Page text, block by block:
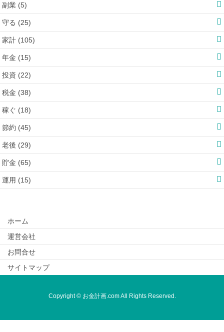
副業 (5)
守る (25)
家計 (105)
年金 (15)
投資 (22)
税金 (38)
稼ぐ (18)
節約 (45)
老後 (29)
貯金 (65)
運用 (15)
ホーム
運営会社
お問合せ
サイトマップ
Copyright © お金計画.com All Rights Reserved.